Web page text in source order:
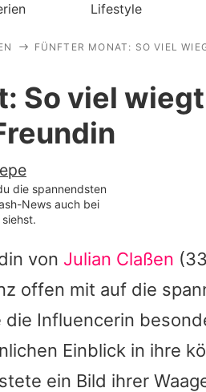
Royals
Stars
Filme & Serien
Familie & Liebe
App runterladen
Team
Lifestyle
FÜNFTER MONAT: SO VIEL
So viel
die spannendsten
News auch bei
von Julian Claßen
offen mit auf die
Influencerin
Einblick in ihre
ein Bild ihrer